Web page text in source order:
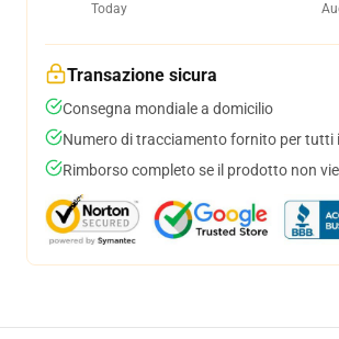
Today
Transazione sicura
Consegna mondiale a domicilio
Numero di tracciamento fornito per tutti
Rimborso completo se il prodotto non